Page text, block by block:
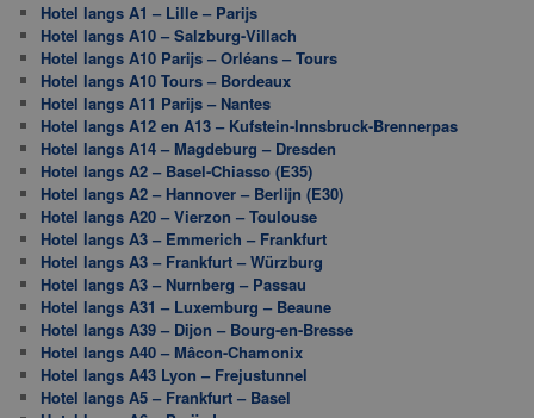
Hotel langs A1 – Lille – Parijs
Hotel langs A10 – Salzburg-Villach
Hotel langs A10 Parijs – Orléans – Tours
Hotel langs A10 Tours – Bordeaux
Hotel langs A11 Parijs – Nantes
Hotel langs A12 en A13 – Kufstein-Innsbruck-Brennerpas
Hotel langs A14 – Magdeburg – Dresden
Hotel langs A2 – Basel-Chiasso (E35)
Hotel langs A2 – Hannover – Berlijn (E30)
Hotel langs A20 – Vierzon – Toulouse
Hotel langs A3 – Emmerich – Frankfurt
Hotel langs A3 – Frankfurt – Würzburg
Hotel langs A3 – Nurnberg – Passau
Hotel langs A31 – Luxemburg – Beaune
Hotel langs A39 – Dijon – Bourg-en-Bresse
Hotel langs A40 – Mâcon-Chamonix
Hotel langs A43 Lyon – Frejustunnel
Hotel langs A5 – Frankfurt – Basel